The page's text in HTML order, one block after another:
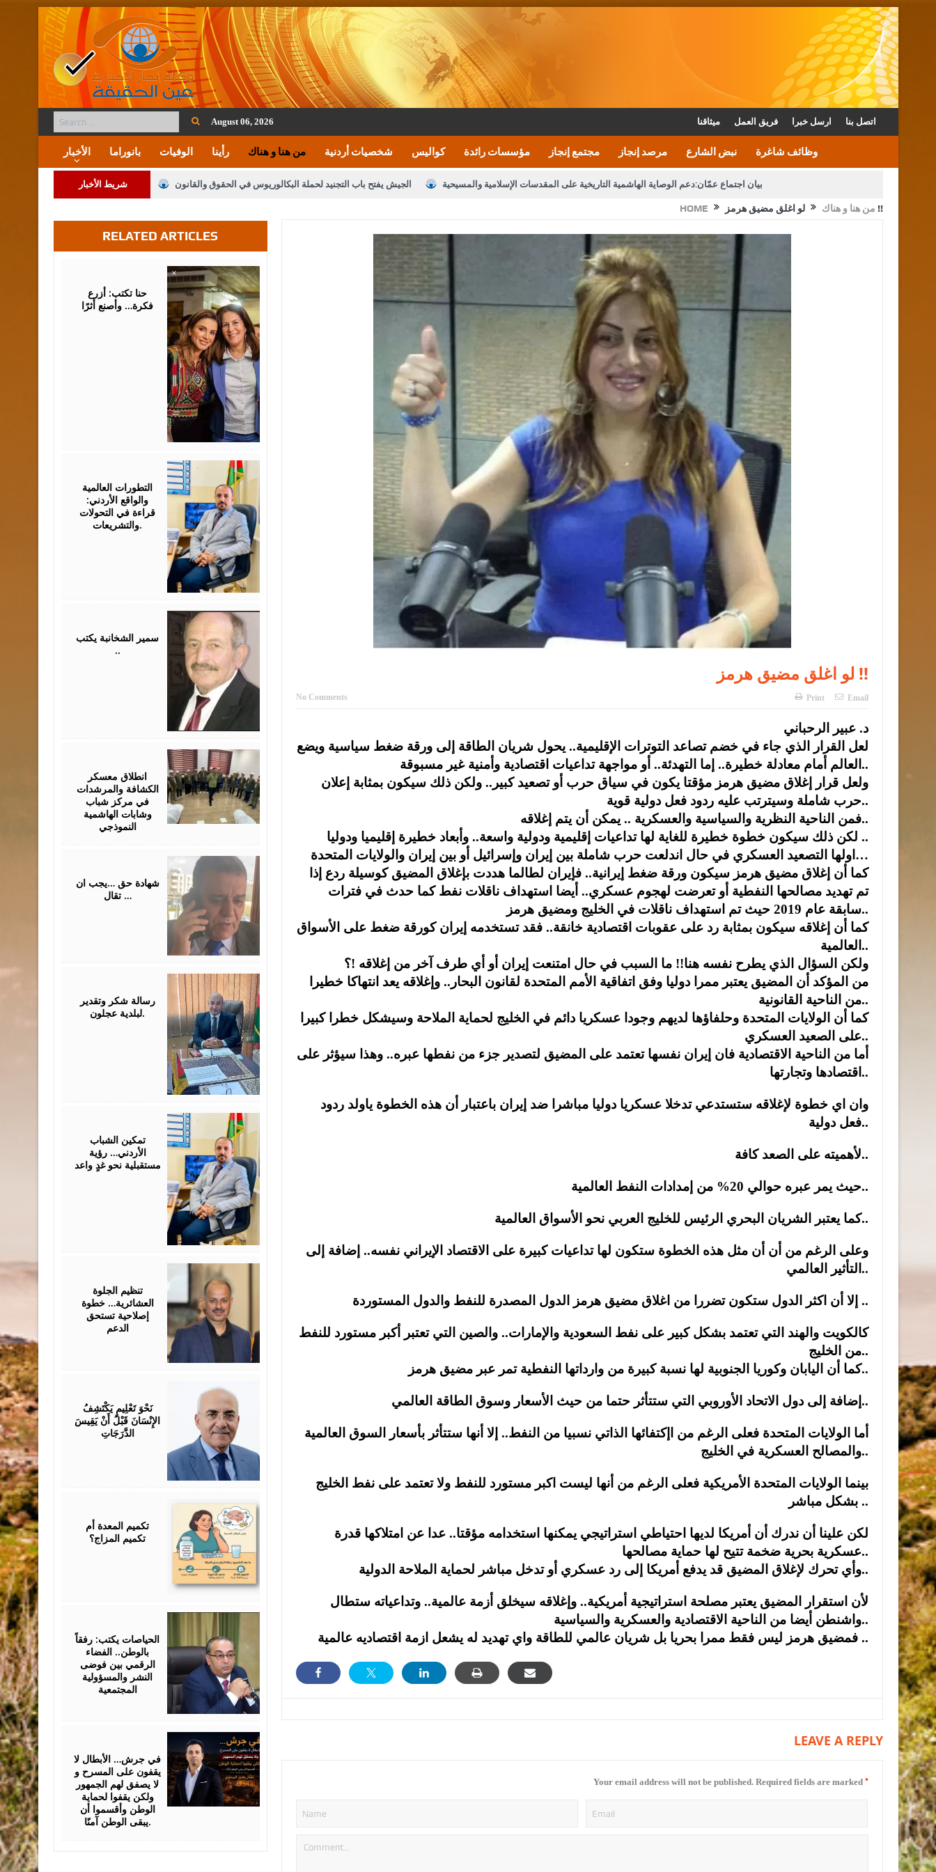
August 06, 2026 ميثاقنا فريق العمل ارسل خبرا اتصل بنا
الأخبار بانوراما الوفيات رأينا من هنا و هناك شخصيات أردنية كواليس مؤسسات رائدة مجتمع إنجاز مرصد إنجاز نبض الشارع وظائف شاغرة
شريط الأخبار الجيش يفتح باب التجنيد لحملة البكالوريوس في الحقوق والقانون بيان اجتماع عمّان:دعم الوصاية الهاشمية التاريخية على المقدسات الإسلامية والمسيحية
القاضي يلتقي رؤساء تحرير الصحف اليومية ويؤكد حرص مجلس النواب على شراكة فاعلة مع الإعلام دعوة المكلفين بخدمة العلم (الدفعة الثالثة) إلى مراجعة منصة خدمة العلم
الملك يلتقي مجموعة من رفاق السلاح الملك يتلقى اتصالا هاتفيا من العاهل البحريني القاضي محمود أحمد فريحات.. مبارك ومزيدا من التوفيق
عارف بيك فريحات.. مبارك وبكم تزهو المناصب
HOME من هنا و هناك لو اغلق مضيق هرمز !!
لو اغلق مضيق هرمز !!
No Comments Print Email
د. عبير الرحباني
لعل القرار الذي جاء في خضم تصاعد التوترات الإقليمية.. يحول شريان الطاقة إلى ورقة ضغط سياسية ويضع
العالم أمام معادلة خطيرة.. إما التهدئة.. أو مواجهة تداعيات اقتصادية وأمنية غير مسبوقة..
ولعل قرار إغلاق مضيق هرمز مؤقتا يكون في سياق حرب أو تصعيد كبير.. ولكن ذلك سيكون بمثابة إعلان
حرب شاملة وسيترتب عليه ردود فعل دولية قوية..
فمن الناحية النظرية والسياسية والعسكرية .. يمكن أن يتم إغلاقه..
لكن ذلك سيكون خطوة خطيرة للغاية لها تداعيات إقليمية ودولية واسعة.. وأبعاد خطيرة إقليميا ودوليا ..
اولها التصعيد العسكري في حال اندلعت حرب شاملة بين إيران وإسرائيل أو بين إيران والولايات المتحدة…
كما أن إغلاق مضيق هرمز سيكون ورقة ضغط إيرانية.. فإيران لطالما هددت بإغلاق المضيق كوسيلة ردع إذا
تم تهديد مصالحها النفطية أو تعرضت لهجوم عسكري.. أيضا استهداف ناقلات نفط كما حدث في فترات
سابقة عام 2019 حيث تم استهداف ناقلات في الخليج ومضيق هرمز..
كما أن إغلاقه سيكون بمثابة رد على عقوبات اقتصادية خانقة.. فقد تستخدمه إيران كورقة ضغط على الأسواق
العالمية..
ولكن السؤال الذي يطرح نفسه هنا!! ما السبب في حال امتنعت إيران أو أي طرف آخر من إغلاقه !؟
من المؤكد أن المضيق يعتبر ممرا دوليا وفق اتفاقية الأمم المتحدة لقانون البحار.. وإغلاقه يعد انتهاكا خطيرا
من الناحية القانونية..
كما أن الولايات المتحدة وحلفاؤها لديهم وجودا عسكريا دائم في الخليج لحماية الملاحة وسيشكل خطرا كبيرا
على الصعيد العسكري..
أما من الناحية الاقتصادية فان إيران نفسها تعتمد على المضيق لتصدير جزء من نفطها عبره.. وهذا سيؤثر على
اقتصادها وتجارتها..
وان اي خطوة لإغلاقه ستستدعي تدخلا عسكريا دوليا مباشرا ضد إيران باعتبار أن هذه الخطوة ياولد ردود
فعل دولية..
لأهميته على الصعد كافة..
حيث يمر عبره حوالي 20% من إمدادات النفط العالمية..
كما يعتبر الشريان البحري الرئيس للخليج العربي نحو الأسواق العالمية..
وعلى الرغم من أن أن مثل هذه الخطوة ستكون لها تداعيات كبيرة على الاقتصاد الإيراني نفسه.. إضافة إلى
التأثير العالمي..
إلا أن اكثر الدول ستكون تضررا من اغلاق مضيق هرمز الدول المصدرة للنفط والدول المستوردة ..
كالكويت والهند التي تعتمد بشكل كبير على نفط السعودية والإمارات.. والصين التي تعتبر أكبر مستورد للنفط
من الخليج..
كما أن اليابان وكوريا الجنوبية لها نسبة كبيرة من وارداتها النفطية تمر عبر مضيق هرمز..
إضافة إلى دول الاتحاد الأوروبي التي ستتأثر حتما من حيث الأسعار وسوق الطاقة العالمي..
أما الولايات المتحدة فعلى الرغم من اإكتفائها الذاتي نسبيا من النفط.. إلا أنها ستتأثر بأسعار السوق العالمية
والمصالح العسكرية في الخليج..
بينما الولايات المتحدة الأمريكية فعلى الرغم من أنها ليست اكبر مستورد للنفط ولا تعتمد على نفط الخليج
بشكل مباشر ..
لكن علينا أن ندرك أن أمريكا لديها احتياطي استراتيجي يمكنها استخدامه مؤقتا.. عدا عن امتلاكها قدرة
عسكرية بحرية ضخمة تتيح لها حماية مصالحها..
وأي تحرك لإغلاق المضيق قد يدفع أمريكا إلى رد عسكري أو تدخل مباشر لحماية الملاحة الدولية..
لأن استقرار المضيق يعتبر مصلحة استراتيجية أمريكية.. وإغلاقه سيخلق أزمة عالمية.. وتداعياته ستطال
واشنطن أيضا من الناحية الاقتصادية والعسكرية والسياسية..
فمضيق هرمز ليس فقط ممرا بحريا بل شريان عالمي للطاقة واي تهديد له يشعل ازمة اقتصاديه عالمية ..
LEAVE A REPLY
Your email address will not be published. Required fields are marked *
RELATED ARTICLES
حنا تكتب: أزرع
فكرة… وأصنع أثرًا
التطورات العالمية
والواقع الأردني:
قراءة في التحولات
والتشريعات.
سمير الشخانبة يكتب
..
انطلاق معسكر
الكشافة والمرشدات
في مركز شباب
وشابات الهاشمية
النموذجي
شهادة حق …يجب ان
تقال …
2026
رسالة شكر وتقدير
لبلدية عجلون.
تمكين الشباب
الأردني… رؤية
مستقبلية نحو غدٍ واعد
تنظيم الجلوة
العشائرية… خطوة
إصلاحية تستحق
الدعم
نَحْوَ تَعْلِيمٍ يَكْتَشِفُ
الإِنْسَانَ قَبْلَ أَنْ يَقِيسَ
الدَّرَجَاتِ
تكميم المعدة أم
تكميم المزاج؟
الحياصات يكتب: رفقاً
بالوطن.. الفضاء
الرقمي بين فوضى
النشر والمسؤولية
المجتمعية
2026
في جرش… الأبطال لا
يقفون على المسرح و
لا يصفق لهم الجمهور
ولكن يقفوا لحماية
الوطن وأقسموا أن
يبقى الوطن آمنًا.
2026